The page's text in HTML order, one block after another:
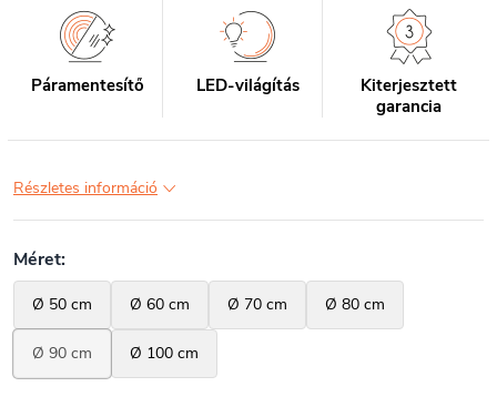
Páramentesítő LED-világítás
Kiterjesztett
garancia
Részletes információ